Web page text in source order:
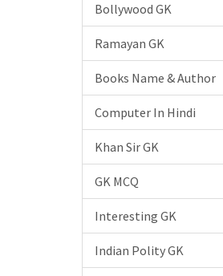
Bollywood GK
Ramayan GK
Books Name & Author
Computer In Hindi
Khan Sir GK
GK MCQ
Interesting GK
Indian Polity GK